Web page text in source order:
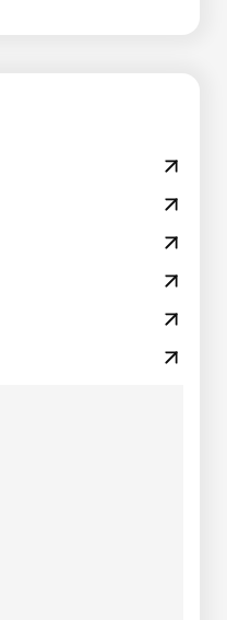
arrow_drop_down
arrow_drop_down
arrow_drop_down
arrow_drop_down
arrow_drop_down
arrow_drop_down